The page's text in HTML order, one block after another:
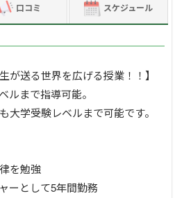
口コミ スケジュール
が送る世界を広げる授業！！】
ルまで指導可能。
大学受験レベルまで可能です。
を勉強
ーとして5年間勤務